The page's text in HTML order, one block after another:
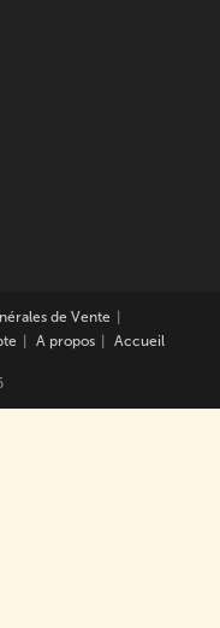
de Vente
A propos Accueil